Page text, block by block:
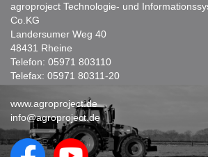
agroproject Technologie- und
Co.KG
Landersumer Weg 40
48431 Rheine
Telefon: 05971 803110
Telefax: 05971 80311-20
www.agroproject.de
info@agroproject.de